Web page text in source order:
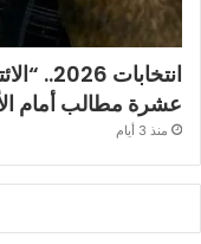
عشرة مطالب أمام
منذ 3 أيام